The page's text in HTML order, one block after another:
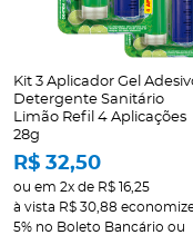
Kit 3 Aplicador Gel
Detergente Sanitário
Limão Refil 4 Aplicações
28g
R$ 32,50
ou em 2xde R$ 16,25
à vista R$ 30,88
5% no Boleto Bancário ou